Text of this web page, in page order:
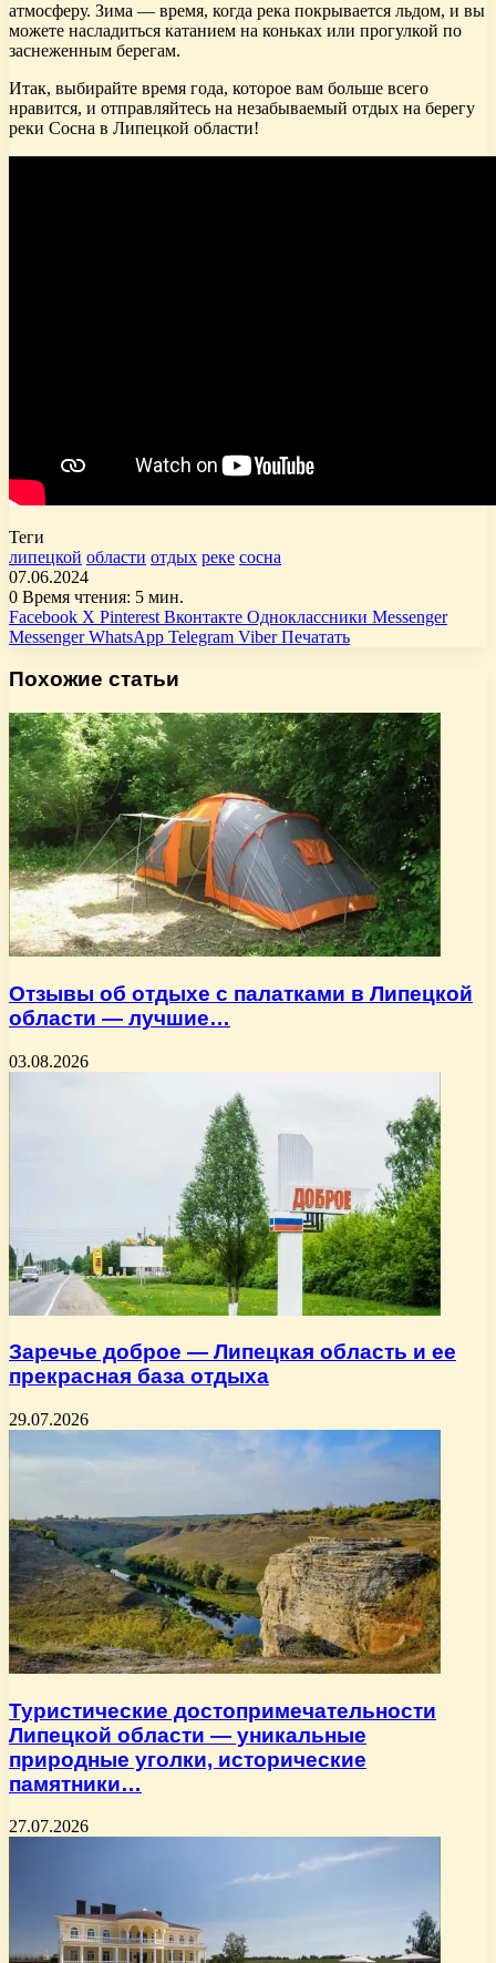
атмосферу. Зима — время, когда река покрывается льдом, и вы
можете насладиться катанием на коньках или прогулкой по
заснеженным берегам.
Итак, выбирайте время года, которое вам больше всего
нравится, и отправляйтесь на незабываемый отдых на берегу
реки Сосна в Липецкой области!
Теги
липецкой области отдых реке сосна
07.06.2024
0 Время чтения: 5 мин.
Facebook X Pinterest Вконтакте Одноклассники Messenger
Messenger WhatsApp Telegram Viber Печатать
Похожие статьи
Отзывы об отдыхе с палатками в Липецкой
области — лучшие…
03.08.2026
Заречье доброе — Липецкая область и ее
прекрасная база отдыха
29.07.2026
Туристические достопримечательности
Липецкой области — уникальные
природные уголки, исторические
памятники…
27.07.2026